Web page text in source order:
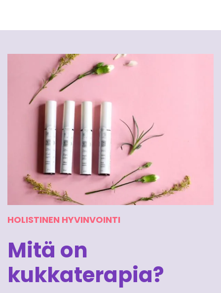
HOLISTINEN HYVINVOINTI
Mitä on
kukkaterapia?